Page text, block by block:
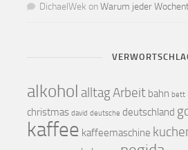
DichaelWek onWarum jeder
alkohol alltagArbeit bahn bett
christmas david deutsche deutschland
kaffee kaffeemaschine